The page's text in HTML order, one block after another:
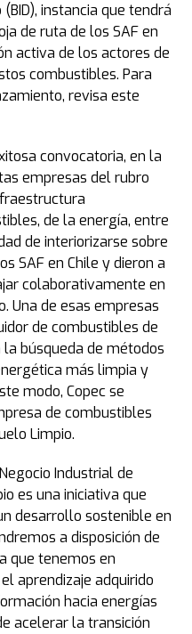
instancia que tendrá
de ruta de los SAF en
activa de los actores de
combustibles. Para
revisa este
convocatoria, en la
empresas del rubro
de la energía, entre
de interiorizarse sobre
SAF en Chile y dieron a
colaborativamente en
Una de esas empresas
de combustibles de
búsqueda de métodos
más limpia y
modo, Copec se
de combustibles
Limpio.
Industrial de
es una iniciativa que
desarrollo sostenible en
a disposición de
que tenemos en
aprendizaje adquirido
hacia energías
acelerar la transición